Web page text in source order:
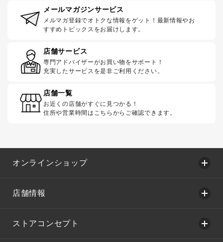
メールマガジンサービス
メルマガ登録でオトクな情報をゲット！最新情報やお
すすめトピックスをお届けします。
店舗サービス
専門アドバイザーがお買い物をサポート！
充実したサービスを是非ご利用ください。
店舗一覧
お近くの店舗がすぐに見つかる！
住所や営業時間はこちらからご確認できます。
オンラインショップ
店舗情報
ストアコンセプト